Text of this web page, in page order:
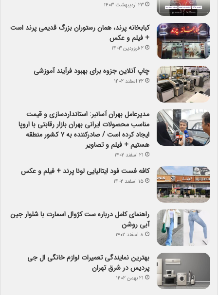
۲۳ اردیبهشت ۱۴۰۳
کبابخانه پرند، همان رستوران بزرگ قدیمی پرند است
+ فیلم و عکس
۲ فروردین ۱۴۰۳
چاپ آنلاین جزوه برای بهبود فرآیند آموزشی
۲۲ اسفند ۱۴۰۲
مدیرعامل بهران آسانبر: استانداردسازی و قیمت
مناسب محصولات ایرانی بهران بازار رقابتی با اروپا
ایجاد کرده است / صادرکننده به ۷ کشور منطقه
هستیم + فیلم و تصاویر
۲۱ اسفند ۱۴۰۲
کافه فست فود ایتالیایی لونا پرند + فیلم و عکس
۱۵ اسفند ۱۴۰۲
راهنمای کامل درباره ست کژوال اسمارت با شلوار جین
آبی روشن
۸ اسفند ۱۴۰۲
بهترین نمایندگی تعمیرات لوازم خانگی ال جی
پردیس در شرق تهران
۲۱ بهمن ۱۴۰۲